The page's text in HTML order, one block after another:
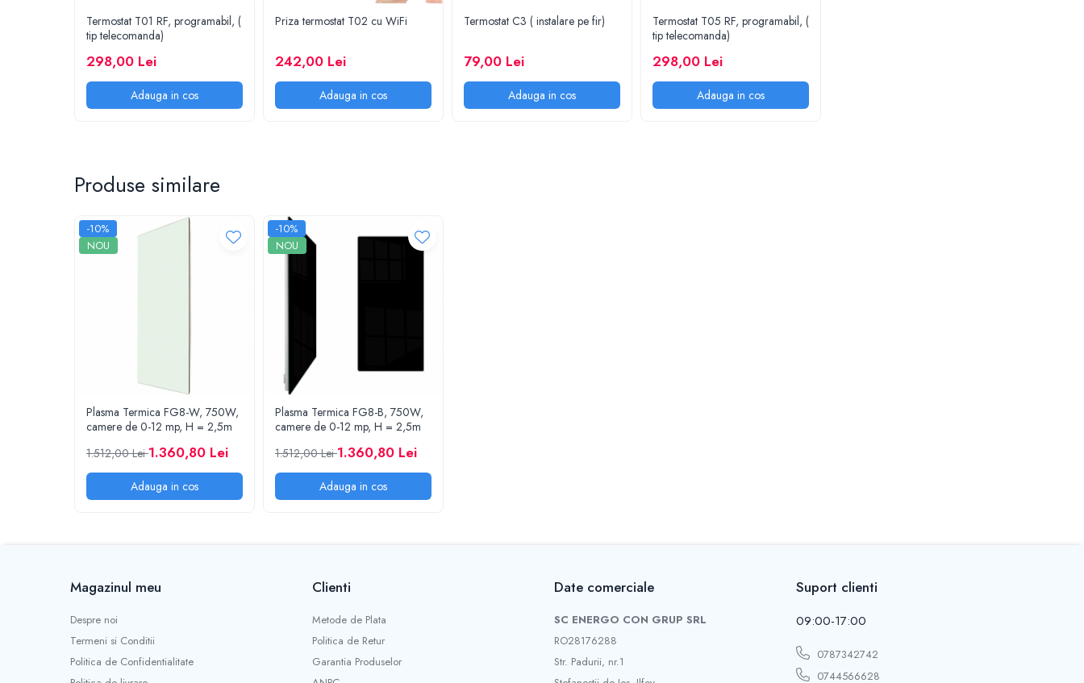
Termostat T01 RF, programabil, (
tip telecomanda)
298,00 Lei
Adauga in cos
Priza termostat T02 cu WiFi
242,00 Lei
Adauga in cos
Termostat C3 ( instalare pe fir)
79,00 Lei
Adauga in cos
Termostat T05 RF, programabil, (
tip telecomanda)
298,00 Lei
Adauga in cos
Produse similare
-10%
NOU
Plasma Termica FG8-W, 750W,
camere de 0-12 mp, H = 2,5m
1.512,00 Lei1.360,80 Lei
Adauga in cos
-10%
NOU
Plasma Termica FG8-B, 750W,
camere de 0-12 mp, H = 2,5m
1.512,00 Lei1.360,80 Lei
Adauga in cos
Magazinul meu
Despre noi
Termeni si Conditii
Politica de Confidentialitate
Clienti
Metode de Plata
Politica de Retur
Garantia Produselor
Date comerciale
SC ENERGO CON GRUP SRL
RO28176288
Str. Padurii, nr.1
Suport clienti
09:00-17:00
0787342742
0744566628